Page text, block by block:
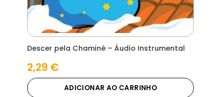
Descer pela Chaminé – Áudio Instrumental
2,29 €
ADICIONAR AO CARRINHO